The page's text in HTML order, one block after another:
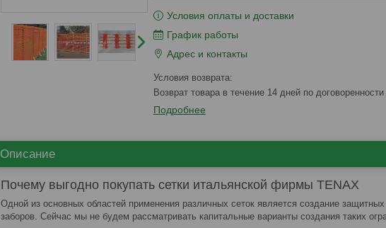
Условия оплаты и доставки
График работы
Адрес и контакты
возврат товара в течение 14 дней по договоренности
Подробнее
Описание
Почему выгодно покупать сетки итальянской фирмы TENAX
Одной из основных областей применения различных сеток является создание
заборов. Сейчас мы не будем рассматривать капитальные варианты создания таких